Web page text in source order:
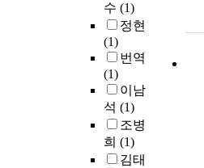
수 (1)
정현
(1)
번역
(1)
이남
석 (1)
조병
희 (1)
김태